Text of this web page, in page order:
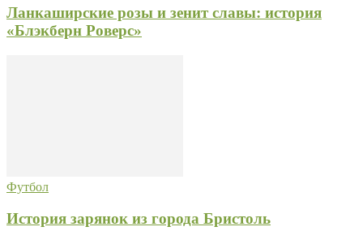
Ланкаширские розы и зенит славы: история
«Блэкберн Роверс»
Футбол
История зарянок из города Бристоль